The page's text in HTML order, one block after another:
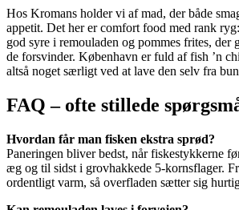
Hos Kromans holder vi af mad, der både
appetit. Det her er comfort food med rank
god syre i remouladen og pommes frites, der
de forsvinder. København er fuld af fish ’n
altså noget særligt ved at lave den selv fra
FAQ – ofte stillede
Hvordan får man fisken ekstra sprød?
Paneringen bliver bedst, når fiskestykkerne
æg og til sidst i grovhakkede 5-kornsflager.
ordentligt varm, så overfladen sætter sig